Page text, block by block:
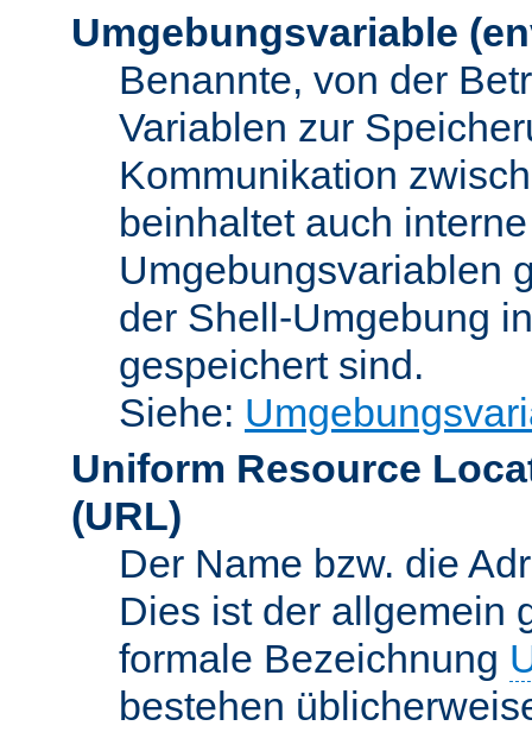
Umgebungsvariable
Benannte, von der
Variablen zur
Kommunikation
beinhaltet auch
Umgebungsvariablen
der Shell-Umgebung
gespeichert sind.
Siehe:
Uniform Resource
(URL)
Der Name bzw. die
Dies ist der allgemein
formale Bezeichnung
bestehen